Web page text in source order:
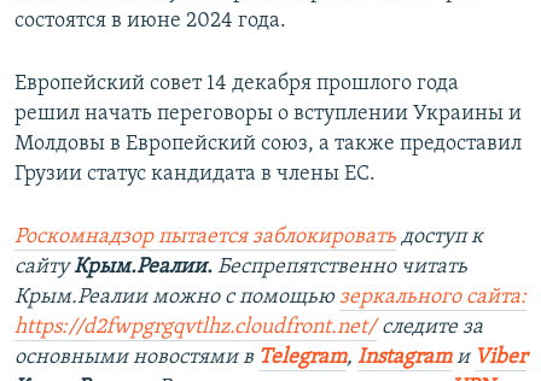
состоятся в июне 2024 года.
Европейский совет 14 декабря прошлого года
решил начать переговоры о вступлении Украины и
Молдовы в Европейский союз, а также предоставил
Грузии статус кандидата в члены ЕС.
Роскомнадзор пытается заблокировать доступ к
сайтуКрым.Реалии. Беспрепятственно читать
Крым.Реалии можно с помощью зеркального сайта:
https://d2fwpgrgqvtlhz.cloudfront.net/следите за
основными новостями в Telegram, Instagramи Viber